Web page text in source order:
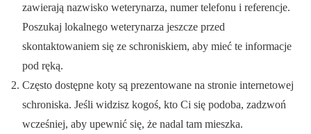
zawierają nazwisko weterynarza, numer telefonu i referencje.
Poszukaj lokalnego weterynarza jeszcze przed
skontaktowaniem się ze schroniskiem, aby mieć te informacje
pod ręką.
Często dostępne koty są prezentowane na stronie internetowej
schroniska. Jeśli widzisz kogoś, kto Ci się podoba, zadzwoń
wcześniej, aby upewnić się, że nadal tam mieszka.